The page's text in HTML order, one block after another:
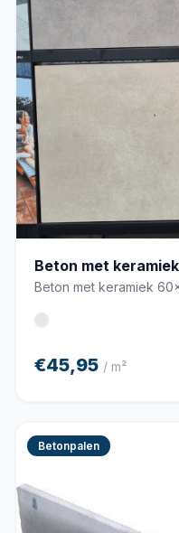
Beton met
Beton met keramiek
€45,95 / m²
Betonpalen